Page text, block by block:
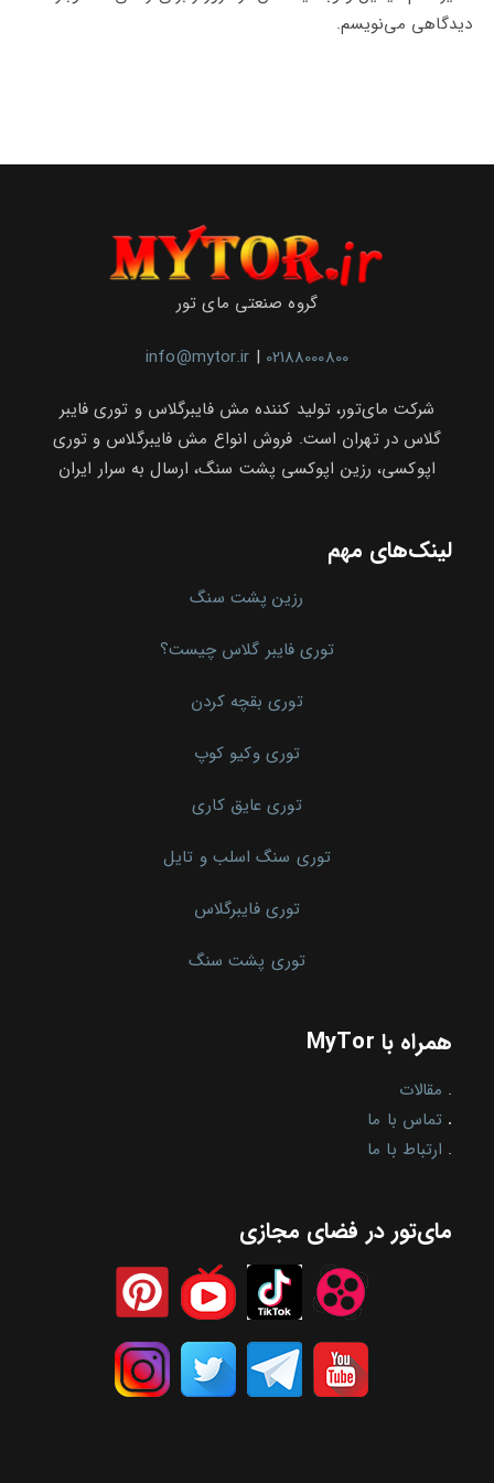
کنید
وارد
کنید
دیدگاهی می‌نویسم.
گروه صنعتی مای تور
info@mytor.ir | 02188000800
شرکت مای‌تور، تولید کننده مش فایبرگلاس و توری فایبر
گلاس در تهران است. فروش انواع مش فایبرگلاس و توری
اپوکسی، رزین اپوکسی پشت سنگ، ارسال به سرار ایران
لینک‌های مهم
رزین پشت سنگ
توری فایبر گلاس چیست؟
توری بقچه کردن
توری وکیو کوپ
توری عایق کاری
توری سنگ اسلب و تایل
توری فایبرگلاس
توری پشت سنگ
همراه با MyTor
. مقالات
. تماس با ما
. ارتباط با ما
مای‌تور در فضای مجازی